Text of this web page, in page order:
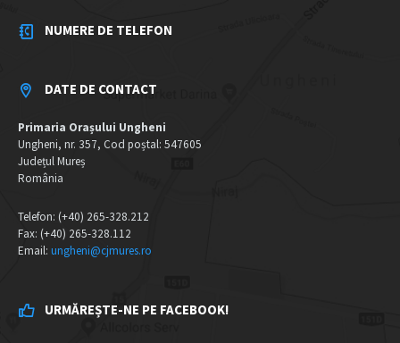
NUMERE DE TELEFON
DATE DE CONTACT
Primaria Orașului Ungheni
Ungheni, nr. 357, Cod poștal: 547605
Județul Mureș
România
Telefon: (+40) 265-328.212
Fax: (+40) 265-328.112
Email: ungheni@cjmures.ro
URMĂREȘTE-NE PE FACEBOOK!